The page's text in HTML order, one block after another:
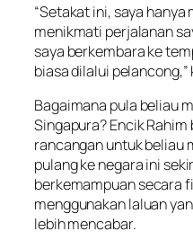
“Setakat ini, saya
menikmati perjalanan
saya berkembara ke
biasa dilalui pelancong,”
Bagaimana pula beliau
Singapura? Encik
rancangan untuk beliau
pulang ke negara ini
berkemampuan secara
menggunakan laluan
lebih mencabar.